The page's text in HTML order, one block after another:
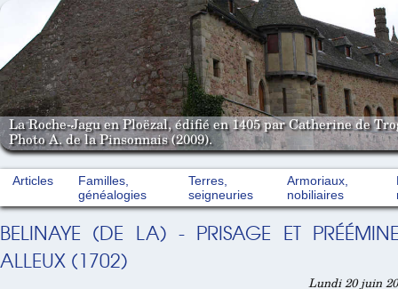
La Roche-Jagu en Ploëzal, édifié en 1405 par Catherine de
Photo A. de la Pinsonnais (2009).
Articles
Familles,
généalogies
Terres,
seigneuries
Armoriaux,
nobiliaires
BELINAYE (DE LA) - PRISAGE ET
ALLEUX (1702)
Lundi 20 juin